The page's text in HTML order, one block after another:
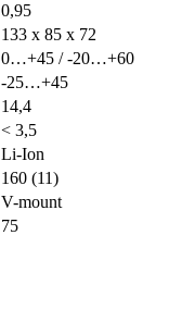
0,95
133 х 85 х 72
0…+45 / -20…+60
-25…+45
14,4
< 3,5
Li-Ion
160 (11)
V-mount
75